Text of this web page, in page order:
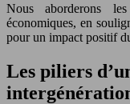
Nous aborderons
économiques, en
pour un impact positif
Les piliers